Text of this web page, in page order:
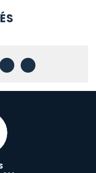
téléchargerenvoyer par